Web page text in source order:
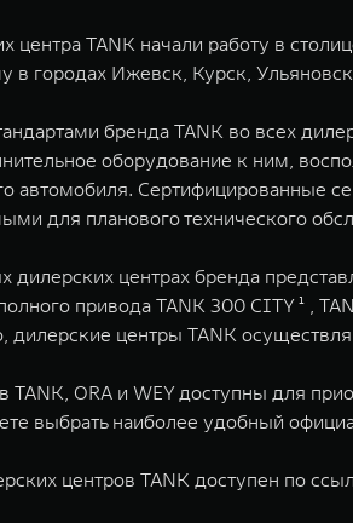
центра TANK начали работу в
в городах Ижевск, Курск,
бренда TANK во всех
оборудование к ним,
автомобиля. Сертифицированные
для планового технического
дилерских центрах бренда
привода TANK 300 CITY ¹ ,
дилерские центры TANK
ORA и WEY доступны для
выбрать наиболее удобный
центров TANK доступен по